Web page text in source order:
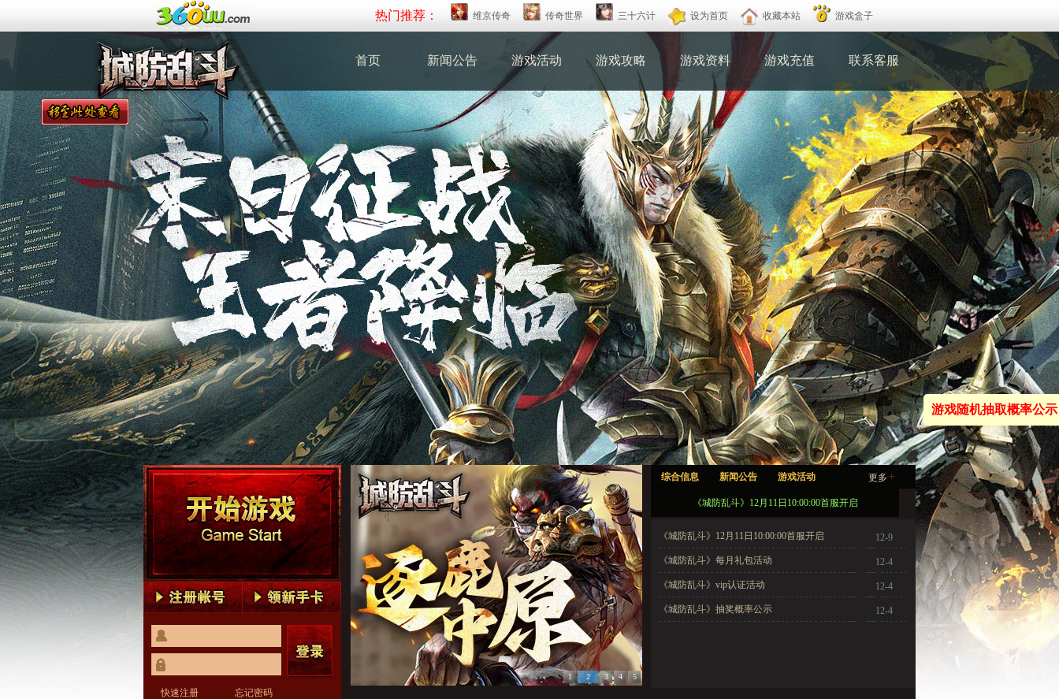
热门推荐： 维京传奇 传奇世界 三十六计 设为首页 收藏本站 游戏盒子
首页 新闻公告 游戏活动 游戏攻略 游戏资料 游戏充值 联系客服
快速注册 忘记密码
城防乱斗1
城防乱斗1
城防乱斗2
城防乱斗2
城防乱斗3
城防乱斗3
城防乱斗4
城防乱斗4
城防乱斗5
城防乱斗5
1 2 3 4 5
综合信息 新闻公告 游戏活动 更多 +
《城防乱斗》12月11日10:00:00首服开启
《城防乱斗》12月11日10:00:00首服开启 12-9
《城防乱斗》每月礼包活动 12-4
《城防乱斗》vip认证活动 12-4
《城防乱斗》抽奖概率公示 12-4
游戏随机抽取概率公示